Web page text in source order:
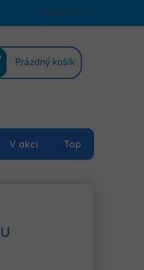
údajů Mapa serveru
Přihlášení
KOŠÍK
Prázdný košík
V akci Top